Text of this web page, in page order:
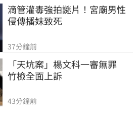
滴管灌毒強拍謎片！宮廟男性
侵傳播妹致死
37分鐘前
「天坑案」楊文科一審無罪
竹檢全面上訴
43分鐘前